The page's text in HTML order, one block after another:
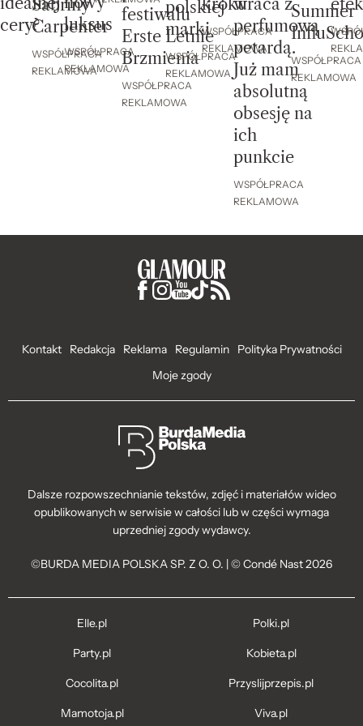
cery?
Sabriny
Carpenter
WSPÓŁPRACA
REKLAMOWA
luksus
WSPÓŁPRACA
REKLAMOWA
festiwalu
Erste Letnie
Brzmienia
WSPÓŁPRACA
REKLAMOWA
polskiej
marki
WSPÓŁPRACA
REKLAMOWA
WSPÓŁPRACA
REKLAMOWA
wraca z
perfumową
petardą.
Już mam
absolutną
obsesję na
ich
punkcie
WSPÓŁPRACA
REKLAMOWA
Summer
WSPÓŁPRACA
REKLAMOWA
Kontakt Redakcja Reklama Regulamin
Polityka Prywatności
Moje zgody
Dalsze rozpowszechnianie tekstów, zdjęć i materiałów wideo
opublikowanych w serwisie w całości lub w części wymaga
uprzedniej zgody wydawcy.
©BURDA MEDIA POLSKA SP. Z O. O. | © Condé Nast 2026
Elle.pl
Party.pl
Cocolita.pl
Mamotoja.pl
Polki.pl
Kobieta.pl
Przyslijprzepis.pl
Viva.pl